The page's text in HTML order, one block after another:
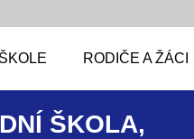
RODIČE A ŽÁCI
ŠKOLA,